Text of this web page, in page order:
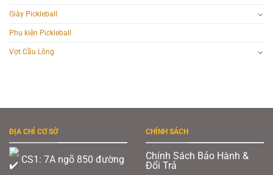
Giày Pickleball
Phụ kiện Pickleball
Vợt Cầu Lông
ĐỊA CHỈ CƠ SỞ
CS1: 7A ngõ 850 đường
CHÍNH SÁCH
Chính Sách Bảo Hành &
Đổi Trả